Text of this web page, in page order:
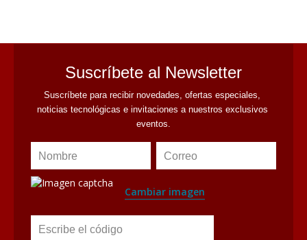
Suscríbete al Newsletter
Suscríbete para recibir novedades, ofertas especiales,
noticias tecnológicas e invitaciones a nuestros exclusivos
eventos.
Nombre Correo
Cambiar imagen
Escribe el código